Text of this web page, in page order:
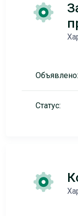
Объявлено:
Статус: